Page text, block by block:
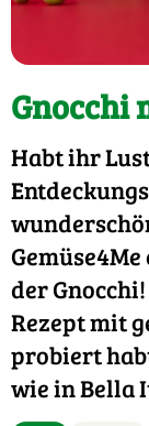
Gnocchi
Habt ihr
der
Rezept mit
probiert
wie in Bella